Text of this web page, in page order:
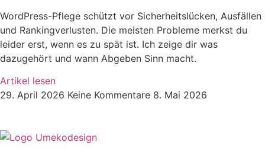
WordPress-Pflege schützt vor Sicherheitslücken, Ausfällen
und Rankingverlusten. Die meisten Probleme merkst du
leider erst, wenn es zu spät ist. Ich zeige dir was
dazugehört und wann Abgeben Sinn macht.
Artikel lesen
29. April 2026 Keine Kommentare 8. Mai 2026